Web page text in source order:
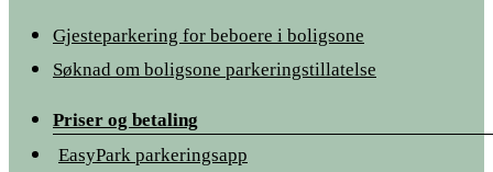
Gjesteparkering for beboere i boligsone
Søknad om boligsone parkeringstillatelse
Priser og betaling
EasyPark parkeringsapp